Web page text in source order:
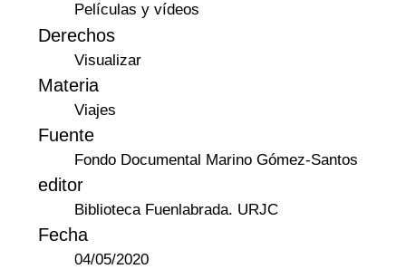
Películas y vídeos
Derechos
Visualizar
Materia
Viajes
Fuente
Fondo Documental Marino Gómez-Santos
editor
Biblioteca Fuenlabrada. URJC
Fecha
04/05/2020